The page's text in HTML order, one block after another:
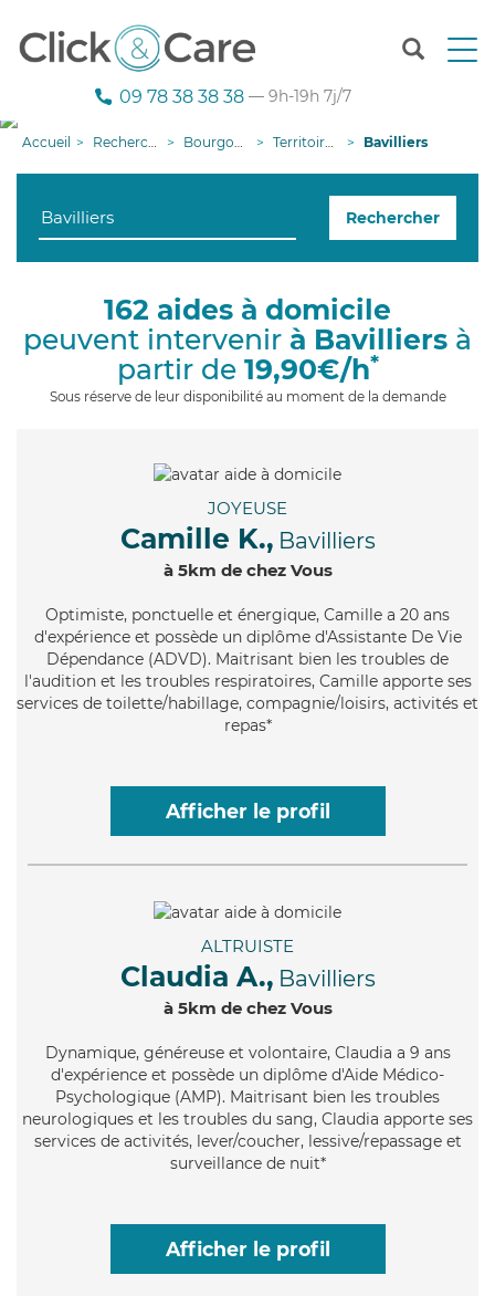
T
n
g
i
09 78 38 38 38 — 9h-19h 7j/7
Accueil Recherche aide à domicile Bourgogne-Franche-Comté Territoire de Belfort Bavilliers
Rechercher
162 aides à domicile
peuvent intervenir à Bavilliers à
partir de 19,90€/h*
Sous réserve de leur disponibilité au moment de la demande
JOYEUSE
Camille K., Bavilliers
à 5km de chez Vous
Optimiste, ponctuelle et énergique, Camille a 20 ans
d'expérience et possède un diplôme d'Assistante De Vie
Dépendance (ADVD). Maitrisant bien les troubles de
l'audition et les troubles respiratoires, Camille apporte ses
services de toilette/habillage, compagnie/loisirs, activités et
repas*
Afficher le profil
ALTRUISTE
Claudia A., Bavilliers
à 5km de chez Vous
Dynamique, généreuse et volontaire, Claudia a 9 ans
d'expérience et possède un diplôme d'Aide Médico-
Psychologique (AMP). Maitrisant bien les troubles
neurologiques et les troubles du sang, Claudia apporte ses
services de activités, lever/coucher, lessive/repassage et
surveillance de nuit*
Afficher le profil